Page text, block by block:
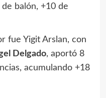
balón, +10 de
fue Yigit Arslan, con
Delgado, aportó 8
acumulando +18